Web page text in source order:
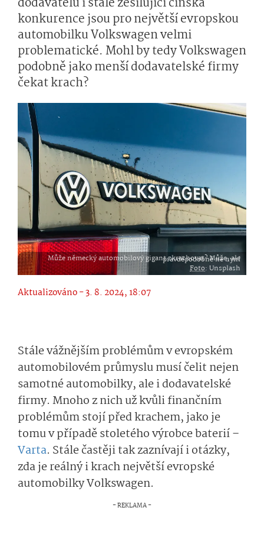
konkurence jsou pro největší evropskou
automobilku Volkswagen velmi
problematické. Mohl by tedy Volkswagen
podobně jako menší dodavatelské firmy
čekat krach?
Může německý automobilový gigant zkrachovat? Může, ale pravděpodobně ne nyní
Foto: Unsplash
Aktualizováno - 3. 8. 2024, 18:07
Stále vážnějším problémům v evropském
automobilovém průmyslu musí čelit nejen
samotné automobilky, ale i dodavatelské
firmy. Mnoho z nich už kvůli finančním
problémům stojí před krachem, jako je
tomu v případě stoletého výrobce baterií –
Varta. Stále častěji tak zaznívají i otázky,
zda je reálný i krach největší evropské
automobilky Volkswagen.